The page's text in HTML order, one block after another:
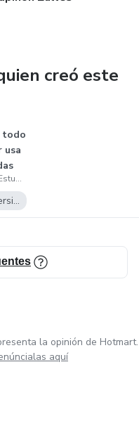
creó este
todo
usa
Marlene Adriana Estupinon Zalles
Finanzas e Inversiones
la opinión de Hotmart.
aquí